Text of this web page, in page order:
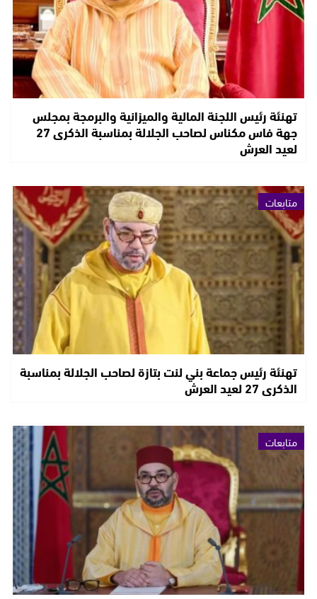
تهنئة رئيس اللجنة المالية والميزانية والبرمجة بمجلس
جهة فاس مكناس لصاحب الجلالة بمناسبة الذكرى 27
لعيد العرش
متابعات
تهنئة رئيس جماعة بني لنت بتازة لصاحب الجلالة بمناسبة
الذكرى 27 لعيد العرش
متابعات